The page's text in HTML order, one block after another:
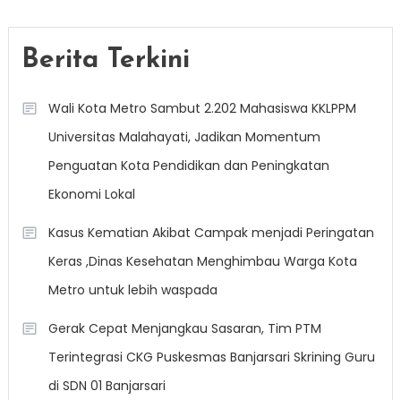
Berita Terkini
Wali Kota Metro Sambut 2.202 Mahasiswa KKLPPM
Universitas Malahayati, Jadikan Momentum
Penguatan Kota Pendidikan dan Peningkatan
Ekonomi Lokal
Kasus Kematian Akibat Campak menjadi Peringatan
Keras ,Dinas Kesehatan Menghimbau Warga Kota
Metro untuk lebih waspada
Gerak Cepat Menjangkau Sasaran, Tim PTM
Terintegrasi CKG Puskesmas Banjarsari Skrining Guru
di SDN 01 Banjarsari